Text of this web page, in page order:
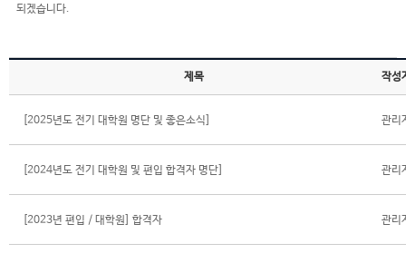
되겠습니다.
제목 작성
[2025년도 전기 대학원 명단 및 좋은소식] 관리
[2024년도 전기 대학원 및 편입 합격자 명단] 관리
[2023년 편입 / 대학원] 합격자 관리